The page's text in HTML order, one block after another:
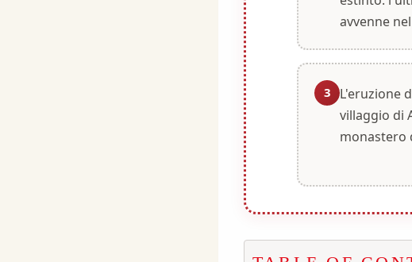
avvenne
3
L'eruzione
villaggio di
monastero